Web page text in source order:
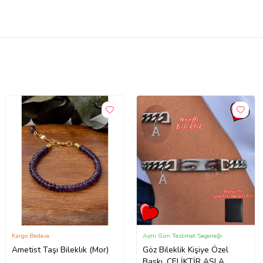
Ametist Taşı Bileklik (Mor)
Kargo Bedava
Göz Bileklik Kişiye Özel
Aynı Gün Teslimat Seçeneği